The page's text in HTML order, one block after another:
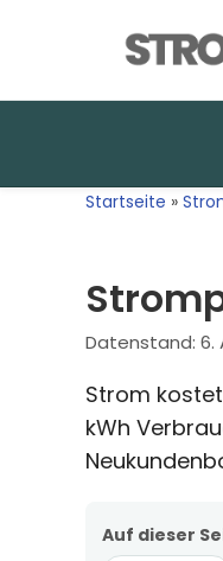
Startseite »
Datenstand: 6.
Strom
kWh
Auf dieser